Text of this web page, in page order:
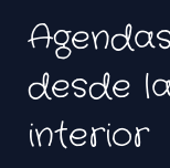
desde
interior